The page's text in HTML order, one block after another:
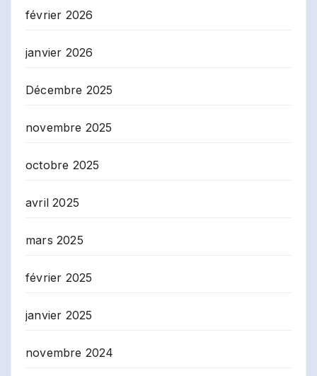
février 2026
janvier 2026
Décembre 2025
novembre 2025
octobre 2025
avril 2025
mars 2025
février 2025
janvier 2025
novembre 2024